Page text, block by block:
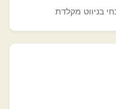
בניווט מקלדת